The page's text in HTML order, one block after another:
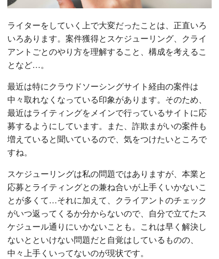
ライターをしていく上で大変だったことは、正直いろ
いろあります。案件獲得とスケジューリング、クライ
アントごとのやり方を理解すること、構成を考えるこ
となど…。
最近は特にクラウドソーシングサイト経由の案件は
中々取れなくなっている印象があります。そのため、
最近はライティングをメインで行っているサイトに応
募するようにしています。また、詐欺まがいの案件も
増えていると聞いているので、気をつけたいところで
すね。
スケジューリングは私の問題ではありますが、本業と
応募とライティングとの兼ね合いが上手くいかないこ
とが多くて…それに加えて、クライアントのチェック
がいつ返ってくるか分からないので、自分で立てたス
ケジュール通りにいかないことも。これは早く解決し
ないとといけない問題だと自覚はしているものの、
中々上手くいってないのが現状です。